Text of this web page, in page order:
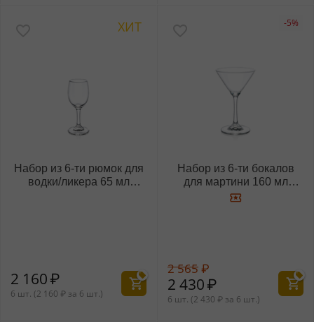
ХИТ
Набор из 6-ти рюмок для
водки/ликера 65 мл
2 160₽
6 шт. (2 160 ₽ за 6 шт.)
-5%
Набор из 6-ти бокалов
для мартини 160 мл
WL‑888029/6A
2 565₽
2 430₽
6 шт. (2 430 ₽ за 6 шт.)